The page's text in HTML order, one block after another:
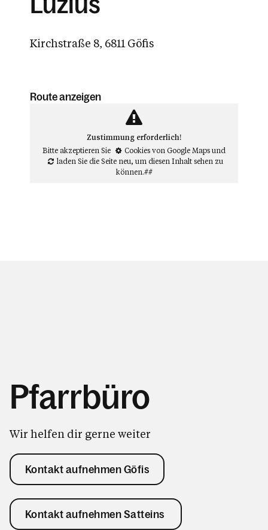
Kirchstraße 8, 6811 Göfis
Route anzeigen
Zustimmung erforderlich!
Bitte akzeptieren Sie
Cookies von Google Mapsund
laden Sie die Seite neu, um diesen Inhalt sehen zu
können.##
Pfarrbüro
Wir helfen dir gerne weiter
Kontakt aufnehmen Göfis
Kontakt aufnehmen Satteins